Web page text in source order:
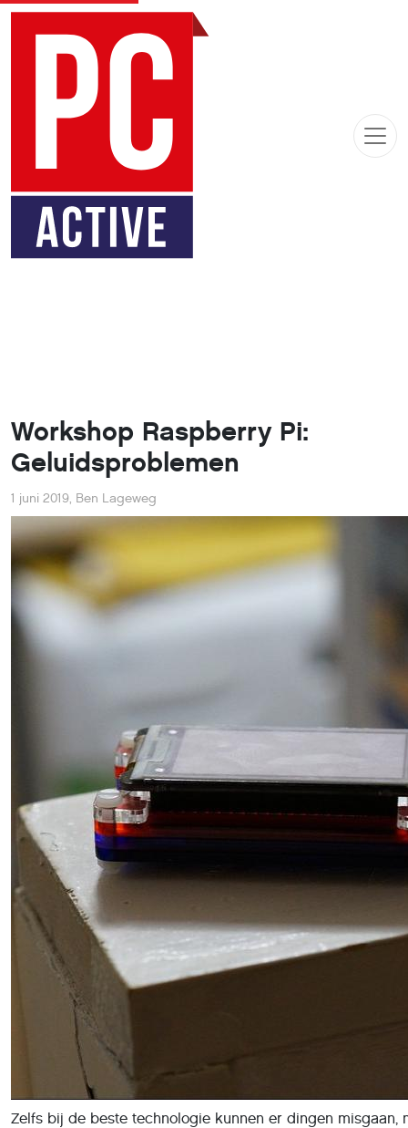
Workshop Raspberry Pi:
Geluidsproblemen
1 juni 2019, Ben Lageweg
Zelfs bij de beste technologie kunnen er dingen misgaan,